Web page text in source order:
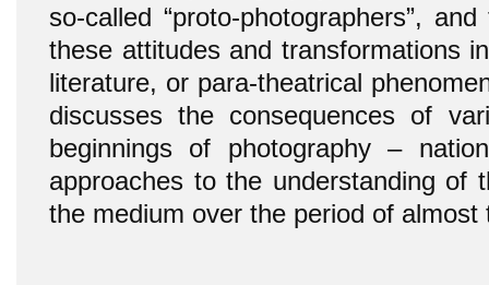
so-called “proto-photographers”,
these attitudes and transformations
literature, or para-theatrical
discusses the consequences of
beginnings of photography –
approaches to the understanding of
the medium over the period of almost